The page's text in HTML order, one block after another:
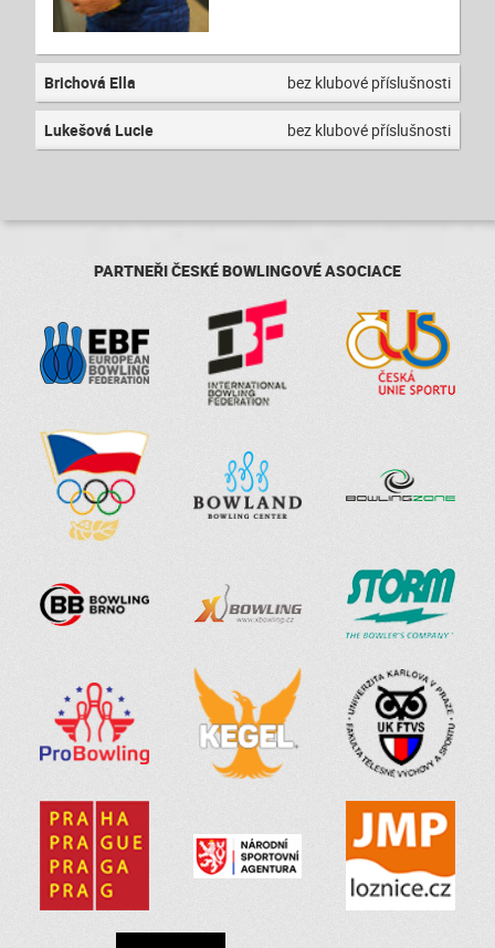
Brichová Ella bez klubové příslušnosti
Lukešová Lucie bez klubové příslušnosti
PARTNEŘI ČESKÉ BOWLINGOVÉ ASOCIACE